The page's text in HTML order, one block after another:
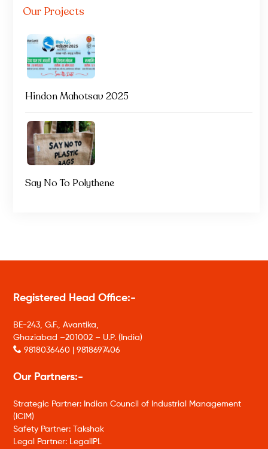
Our Projects
Hindon Mahotsav 2025
Say No To Polythene
Registered Head Office:-
BE-243, G.F., Avantika,
Ghaziabad –201002 – U.P. (India)
9818036460 | 9818697406
Our Partners:-
Strategic Partner: Indian Council of Industrial Management
(ICIM)
Safety Partner: Takshak
Legal Partner: LegalIPL